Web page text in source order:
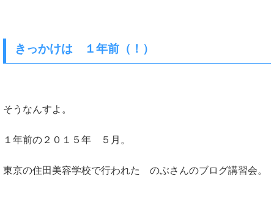
きっかけは １年前（！）
そうなんすよ。
１年前の２０１５年 ５月。
東京の住田美容学校で行われた のぶさんのブログ講習会。